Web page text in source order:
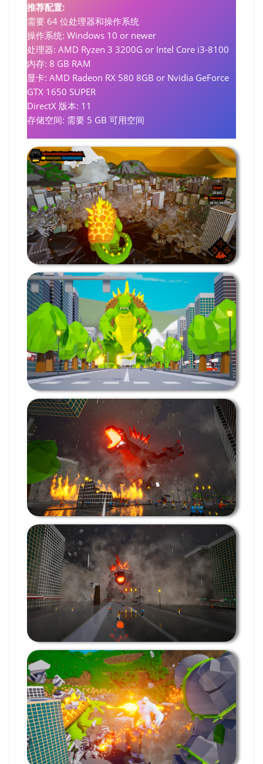
推荐配置:
需要 64 位处理器和操作系统
操作系统: Windows 10 or newer
处理器: AMD Ryzen 3 3200G or Intel Core i3-8100
内存: 8 GB RAM
显卡: AMD Radeon RX 580 8GB or Nvidia GeForce
GTX 1650 SUPER
DirectX 版本: 11
存储空间: 需要 5 GB 可用空间